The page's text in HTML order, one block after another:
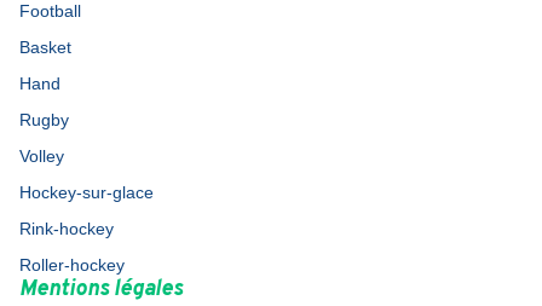
Football
Basket
Hand
Rugby
Volley
Hockey-sur-glace
Rink-hockey
Roller-hockey
Mentions légales